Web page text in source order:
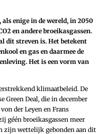
enige in de wereld, in 2050
en andere broeikasgassen.
dit streven is. Het betekent
en gas en daarmee de
Het is een vorm van
klimaatbeleid. De
Green Deal, die in december
der Leyen en Frans
géén broeikasgassen meer
zijn wettelijk gebonden aan dit